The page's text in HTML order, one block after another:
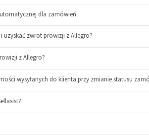
dla zamówień
zwrot prowizji z Allegro?
z Allegro?
wysyłanych do klienta przy zmianie statusu